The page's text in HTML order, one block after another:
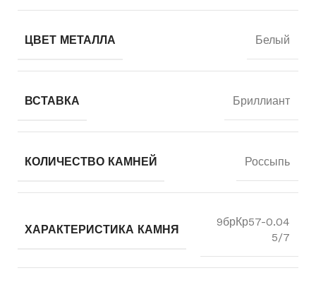
ЦВЕТ МЕТАЛЛА Белый
ВСТАВКА Бриллиант
КОЛИЧЕСТВО КАМНЕЙ Россыпь
ХАРАКТЕРИСТИКА КАМНЯ
9брКр57-0.04
5/7